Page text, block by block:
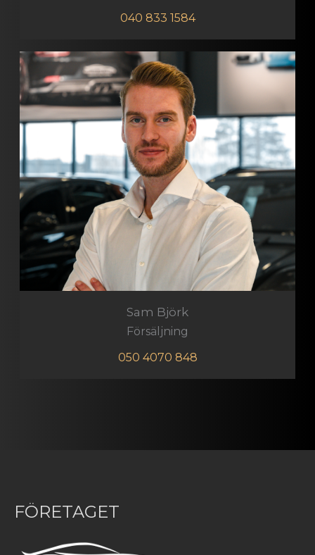
040 833 1584
Sam Björk
Försäljning
050 4070 848
FÖRETAGET